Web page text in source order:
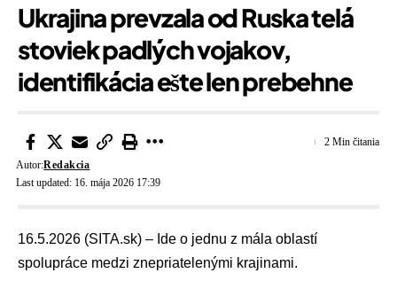
Ukrajina prevzala od Ruska telá
stoviek padlých vojakov,
identifikácia ešte len prebehne
Last updated: 16. mája 2026 17:39
Autor:Redakcia
2 Min čitania
16.5.2026 (SITA.sk) – Ide o jednu z mála oblastí
spolupráce medzi znepriatelenými krajinami.